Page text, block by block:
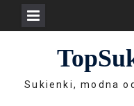
Sukienki, modna